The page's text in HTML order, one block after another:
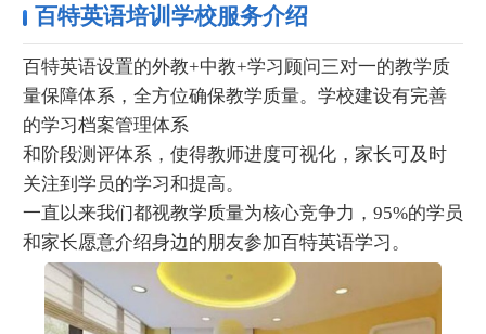
百特英语培训学校服务介绍
百特英语设置的外教+中教+学习顾问三对一的教学质
量保障体系，全方位确保教学质量。学校建设有完善
的学习档案管理体系
和阶段测评体系，使得教师进度可视化，家长可及时
关注到学员的学习和提高。
一直以来我们都视教学质量为核心竞争力，95%的学员
和家长愿意介绍身边的朋友参加百特英语学习。